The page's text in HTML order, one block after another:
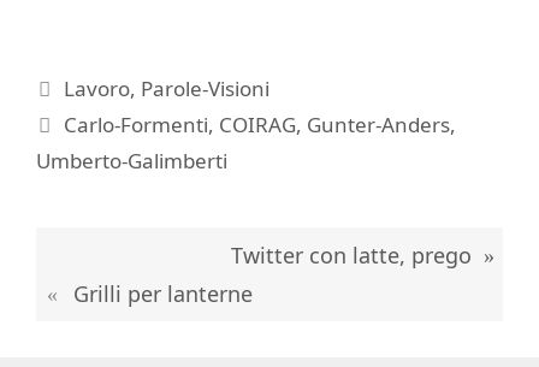
Categorie
Lavoro, Parole-Visioni
Tag
Carlo-Formenti, COIRAG, Gunter-Anders,
Umberto-Galimberti
Twitter con latte, prego
Grilli per lanterne